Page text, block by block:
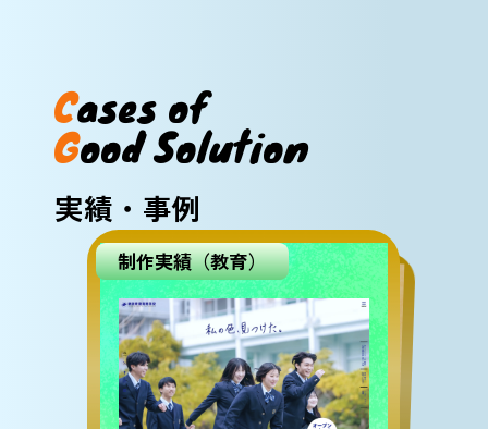
Cases of
GoodSolution
実績・事例
制作実績（教育）
問題解決事例（BtoC）